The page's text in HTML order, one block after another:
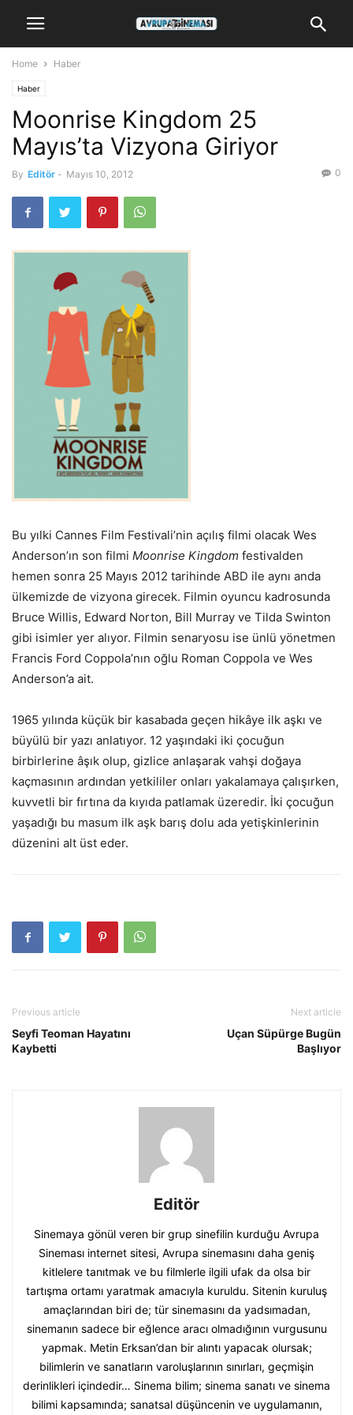
Home Haber
Haber
Moonrise Kingdom 25
Mayıs’ta Vizyona Giriyor
By Editör - Mayıs 10, 2012 0
Bu yılki Cannes Film Festivali’nin açılış filmi olacak Wes
Anderson’ın son filmi Moonrise Kingdom festivalden
hemen sonra 25 Mayıs 2012 tarihinde ABD ile aynı anda
ülkemizde de vizyona girecek. Filmin oyuncu kadrosunda
Bruce Willis, Edward Norton, Bill Murray ve Tilda Swinton
gibi isimler yer alıyor. Filmin senaryosu ise ünlü yönetmen
Francis Ford Coppola’nın oğlu Roman Coppola ve Wes
Anderson’a ait.
1965 yılında küçük bir kasabada geçen hikâye ilk aşkı ve
büyülü bir yazı anlatıyor. 12 yaşındaki iki çocuğun
birbirlerine âşık olup, gizlice anlaşarak vahşi doğaya
kaçmasının ardından yetkililer onları yakalamaya çalışırken,
kuvvetli bir fırtına da kıyıda patlamak üzeredir. İki çocuğun
yaşadığı bu masum ilk aşk barış dolu ada yetişkinlerinin
düzenini alt üst eder.
Previous article
Seyfi Teoman Hayatını
Kaybetti
Next article
Uçan Süpürge Bugün
Başlıyor
Editör
Sinemaya gönül veren bir grup sinefilin kurduğu Avrupa
Sineması internet sitesi, Avrupa sinemasını daha geniş
kitlelere tanıtmak ve bu filmlerle ilgili ufak da olsa bir
tartışma ortamı yaratmak amacıyla kuruldu. Sitenin kuruluş
amaçlarından biri de; tür sinemasını da yadsımadan,
sinemanın sadece bir eğlence aracı olmadığının vurgusunu
yapmak. Metin Erksan’dan bir alıntı yapacak olursak;
bilimlerin ve sanatların varoluşlarının sınırları, geçmişin
derinlikleri içindedir… Sinema bilim; sinema sanatı ve sinema
bilimi kapsamında; sanatsal düşüncenin ve uygulamanın,